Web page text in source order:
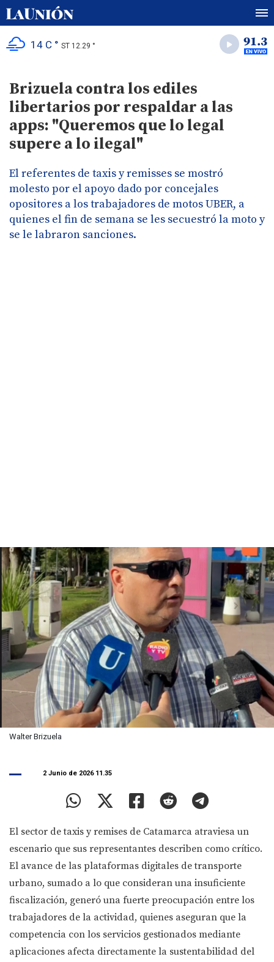
14 C ° ST 12.29 °
Brizuela contra los ediles
libertarios por respaldar a las
apps: "Queremos que lo legal
supere a lo ilegal"
El referentes de taxis y remisses se mostró
molesto por el apoyo dado por concejales
opositores a los trabajadores de motos UBER, a
quienes el fin de semana se les secuestró la moto y
se le labraron sanciones.
Walter Brizuela
2 Junio de 2026 11.35
El sector de taxis y remises de Catamarca atraviesa un
escenario que sus representantes describen como crítico.
El avance de las plataformas digitales de transporte
urbano, sumado a lo que consideran una insuficiente
fiscalización, generó una fuerte preocupación entre los
trabajadores de la actividad, quienes aseguran que la
competencia con los servicios gestionados mediante
aplicaciones afecta directamente la sustentabilidad del